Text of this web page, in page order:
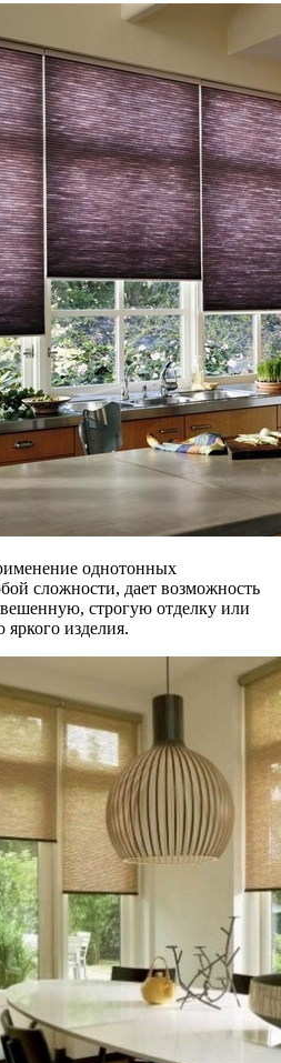
однотонных
сложности, дает возможность
строгую отделку или
изделия.